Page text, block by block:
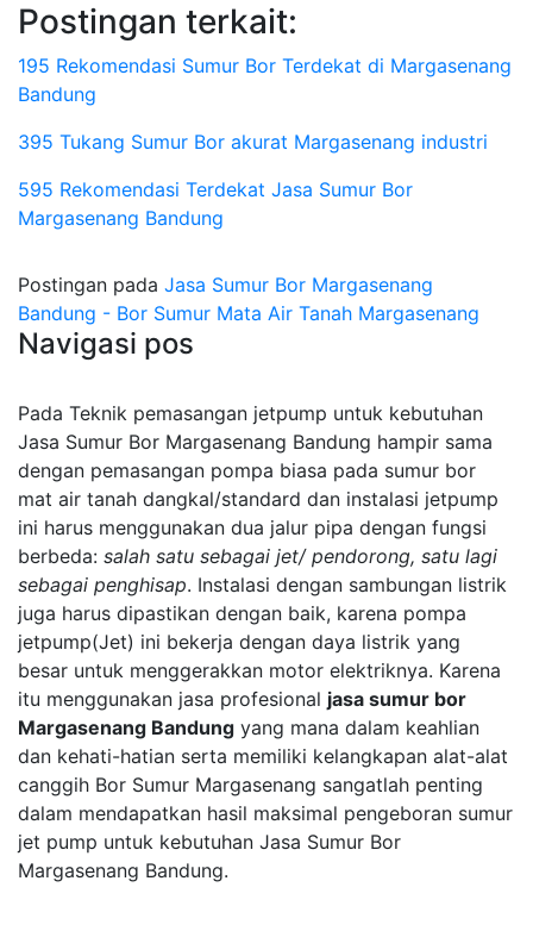
Postingan terkait:
195 Rekomendasi Sumur Bor Terdekat di Margasenang
Bandung
395 Tukang Sumur Bor akurat Margasenang industri
595 Rekomendasi Terdekat Jasa Sumur Bor
Margasenang Bandung
Postingan pada Jasa Sumur Bor Margasenang
Bandung - Bor Sumur Mata Air Tanah Margasenang
Navigasi pos
Pada Teknik pemasangan jetpump untuk kebutuhan
Jasa Sumur Bor Margasenang Bandung hampir sama
dengan pemasangan pompa biasa pada sumur bor
mat air tanah dangkal/standard dan instalasi jetpump
ini harus menggunakan dua jalur pipa dengan fungsi
berbeda: salah satu sebagai jet/ pendorong, satu lagi
sebagai penghisap. Instalasi dengan sambungan listrik
juga harus dipastikan dengan baik, karena pompa
jetpump(Jet) ini bekerja dengan daya listrik yang
besar untuk menggerakkan motor elektriknya. Karena
itu menggunakan jasa profesional jasa sumur bor
Margasenang Bandung yang mana dalam keahlian
dan kehati-hatian serta memiliki kelangkapan alat-alat
canggih Bor Sumur Margasenang sangatlah penting
dalam mendapatkan hasil maksimal pengeboran sumur
jet pump untuk kebutuhan Jasa Sumur Bor
Margasenang Bandung.